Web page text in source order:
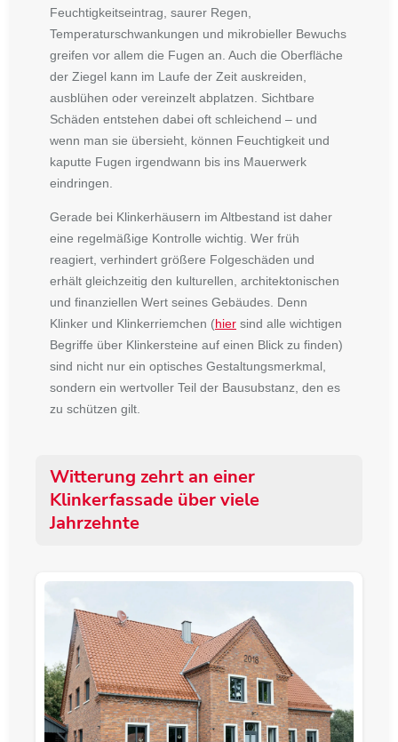
Feuchtigkeitseintrag, saurer Regen,
Temperaturschwankungen und mikrobieller Bewuchs
greifen vor allem die Fugen an. Auch die Oberfläche
der Ziegel kann im Laufe der Zeit auskreiden,
ausblühen oder vereinzelt abplatzen. Sichtbare
Schäden entstehen dabei oft schleichend – und
wenn man sie übersieht, können Feuchtigkeit und
kaputte Fugen irgendwann bis ins Mauerwerk
eindringen.
Gerade bei Klinkerhäusern im Altbestand ist daher
eine regelmäßige Kontrolle wichtig. Wer früh
reagiert, verhindert größere Folgeschäden und
erhält gleichzeitig den kulturellen, architektonischen
und finanziellen Wert seines Gebäudes. Denn
Klinker und Klinkerriemchen (hier sind alle wichtigen
Begriffe über Klinkersteine auf einen Blick zu finden)
sind nicht nur ein optisches Gestaltungsmerkmal,
sondern ein wertvoller Teil der Bausubstanz, den es
zu schützen gilt.
Witterung zehrt an einer
Klinkerfassade über viele
Jahrzehnte